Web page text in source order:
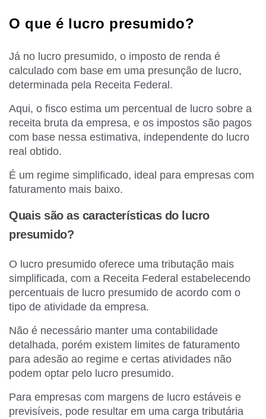
O que é lucro presumido?
Já no lucro presumido, o imposto de renda é
calculado com base em uma presunção de lucro,
determinada pela Receita Federal.
Aqui, o fisco estima um percentual de lucro sobre a
receita bruta da empresa, e os impostos são pagos
com base nessa estimativa, independente do lucro
real obtido.
É um regime simplificado, ideal para empresas com
faturamento mais baixo.
Quais são as características do lucro
presumido?
O lucro presumido oferece uma tributação mais
simplificada, com a Receita Federal estabelecendo
percentuais de lucro presumido de acordo com o
tipo de atividade da empresa.
Não é necessário manter uma contabilidade
detalhada, porém existem limites de faturamento
para adesão ao regime e certas atividades não
podem optar pelo lucro presumido.
Para empresas com margens de lucro estáveis e
previsíveis, pode resultar em uma carga tributária